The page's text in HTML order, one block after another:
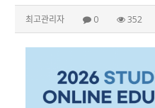
최고관리자 0 352